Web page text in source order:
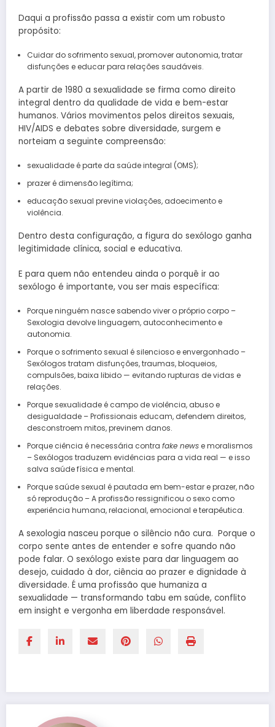
Daqui a profissão passa a existir com um robusto
propósito:
Cuidar do sofrimento sexual, promover autonomia, tratar
disfunções e educar para relações saudáveis.
A partir de 1980 a sexualidade se firma como direito
integral dentro da qualidade de vida e bem-estar
humanos. Vários movimentos pelos direitos sexuais,
HIV/AIDS e debates sobre diversidade, surgem e
norteiam a seguinte compreensão:
sexualidade é parte da saúde integral (OMS);
prazer é dimensão legítima;
educação sexual previne violações, adoecimento e
violência.
Dentro desta configuração, a figura do sexólogo ganha
legitimidade clínica, social e educativa.
E para quem não entendeu ainda o porquê ir ao
sexólogo é importante, vou ser mais específica:
Porque ninguém nasce sabendo viver o próprio corpo –
Sexologia devolve linguagem, autoconhecimento e
autonomia.
Porque o sofrimento sexual é silencioso e envergonhado –
Sexólogos tratam disfunções, traumas, bloqueios,
compulsões, baixa libido — evitando rupturas de vidas e
relações.
Porque sexualidade é campo de violência, abuso e
desigualdade – Profissionais educam, defendem direitos,
desconstroem mitos, previnem danos.
Porque ciência é necessária contra fake newse moralismos
– Sexólogos traduzem evidências para a vida real — e isso
salva saúde física e mental.
Porque saúde sexual é pautada em bem-estar e prazer, não
só reprodução – A profissão ressignificou o sexo como
experiência humana, relacional, emocional e terapêutica.
A sexologia nasceu porque o silêncio não cura. Porque o
corpo sente antes de entender e sofre quando não
pode falar. O sexólogo existe para dar linguagem ao
desejo, cuidado à dor, ciência ao prazer e dignidade à
diversidade. É uma profissão que humaniza a
sexualidade — transformando tabu em saúde, conflito
em insight e vergonha em liberdade responsável.